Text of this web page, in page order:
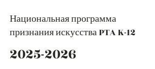
Национальная программа
признания искусства PTA K-12
2025-2026